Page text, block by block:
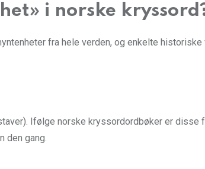
i norske
fra hele verden, og enkelte
Ifølge norske kryssordordbøker er
den gang.